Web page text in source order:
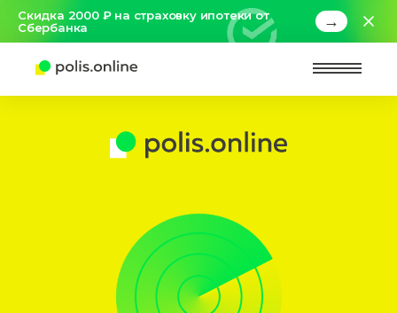
Скидка 2000 ₽ на страховку ипотеки от
Сбербанка
→